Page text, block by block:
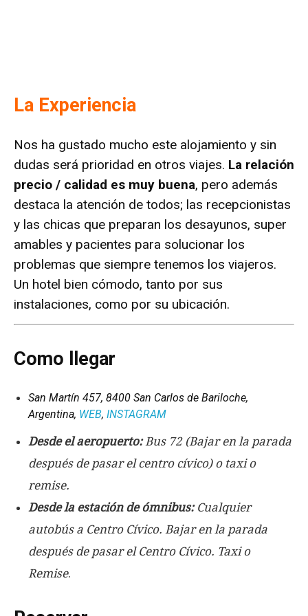
La Experiencia
Nos ha gustado mucho este alojamiento y sin
dudas será prioridad en otros viajes. La relación
precio / calidad es muy buena, pero además
destaca la atención de todos; las recepcionistas
y las chicas que preparan los desayunos, super
amables y pacientes para solucionar los
problemas que siempre tenemos los viajeros.
Un hotel bien cómodo, tanto por sus
instalaciones, como por su ubicación.
Como llegar
San Martín 457, 8400 San Carlos de Bariloche,
Argentina, WEB, INSTAGRAM
Desde el aeropuerto:Bus 72 (Bajar en la parada
después de pasar el centro cívico) o taxi o
remise.
Desde la estación de ómnibus:Cualquier
autobús a Centro Cívico. Bajar en la parada
después de pasar el Centro Cívico. Taxi o
Remise.